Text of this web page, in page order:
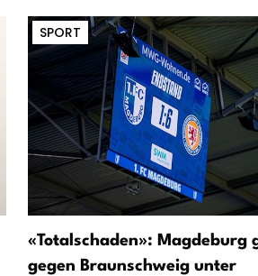
SPORT
«Totalschaden»: Magdeburg
gegen Braunschweig unter